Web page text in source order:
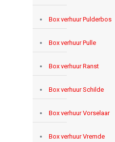
Box verhuur Pulderbos
Box verhuur Pulle
Box verhuur Ranst
Box verhuur Schilde
Box verhuur Vorselaar
Box verhuur Vremde